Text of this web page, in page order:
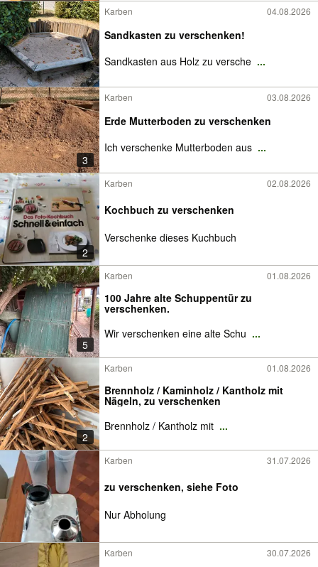
Karben 04.08.2026
Sandkasten zu verschenken!
Sandkasten aus Holz zu versche ...
3
Karben 03.08.2026
Erde Mutterboden zu verschenken
Ich verschenke Mutterboden aus ...
2
Karben 02.08.2026
Kochbuch zu verschenken
Verschenke dieses Kuchbuch
5
Karben 01.08.2026
100 Jahre alte Schuppentür zu
verschenken.
Wir verschenken eine alte Schu ...
2
Karben 01.08.2026
Brennholz / Kaminholz / Kantholz mit
Nägeln, zu verschenken
Brennholz / Kantholz mit ...
Karben 31.07.2026
zu verschenken, siehe Foto
Nur Abholung
Karben 30.07.2026